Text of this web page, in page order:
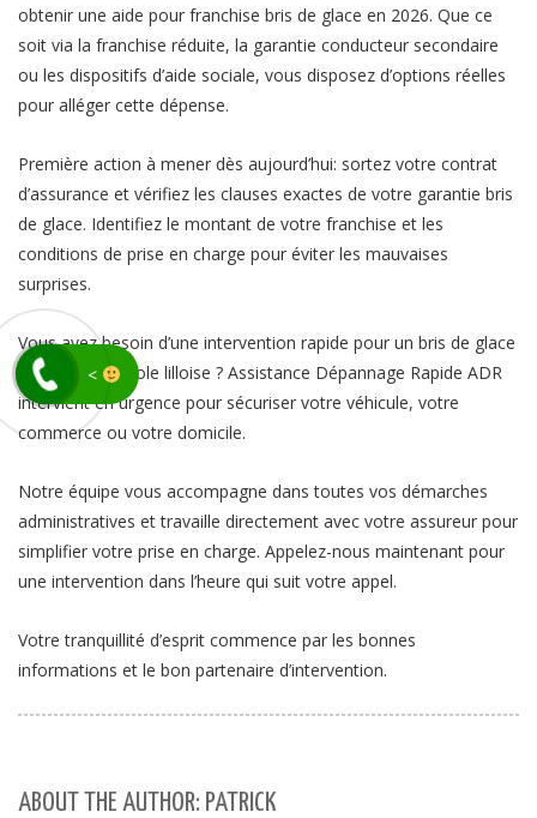
obtenir une aide pour franchise bris de glace en 2026. Que ce
soit via la franchise réduite, la garantie conducteur secondaire
ou les dispositifs d’aide sociale, vous disposez d’options réelles
pour alléger cette dépense.
Première action à mener dès aujourd’hui: sortez votre contrat
d’assurance et vérifiez les clauses exactes de votre garantie bris
de glace. Identifiez le montant de votre franchise et les
conditions de prise en charge pour éviter les mauvaises
surprises.
Vous avez besoin d’une intervention rapide pour un bris de glace
dans la métropole lilloise ? Assistance Dépannage Rapide ADR
intervient en urgence pour sécuriser votre véhicule, votre
commerce ou votre domicile.
Notre équipe vous accompagne dans toutes vos démarches
administratives et travaille directement avec votre assureur pour
simplifier votre prise en charge. Appelez-nous maintenant pour
une intervention dans l’heure qui suit votre appel.
Votre tranquillité d’esprit commence par les bonnes
informations et le bon partenaire d’intervention.
ABOUT THE AUTHOR: PATRICK
<